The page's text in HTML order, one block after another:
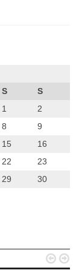
S
S
1
2
8
9
15
16
22
23
29
30
 